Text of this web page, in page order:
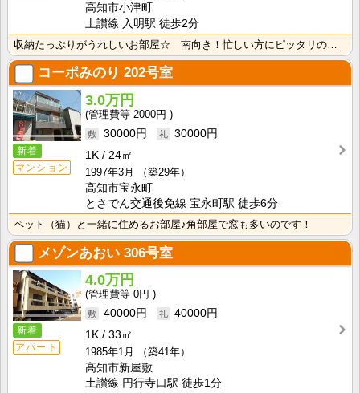
高知市小津町
土讃線 入明駅 徒歩2分
コーポみのり 202号室
新着
マンション
3.0万円
2000円
30000円
30000円
1K
24㎡
1997年3月
（築29年）
高知市宝永町
とさでん交通後免線 宝永町駅 徒歩6分
ペット（猫）と一緒に住めるお部屋♪角部屋で窓も多いのです！
メゾンあおい 306号室
新着
アパート
4.0万円
0円
40000円
40000円
1K
33㎡
1985年1月
（築41年）
高知市新屋敷
土讃線 円行寺口駅 徒歩1分